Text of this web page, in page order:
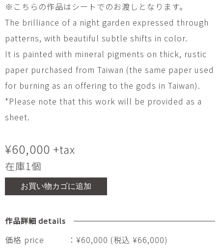
※こちらの作品はシートでのお渡しとなります。
The brilliance of a night garden expressed through
patterns, with beautiful subtle shifts in color.
It is painted with mineral pigments on thick, rustic
paper purchased from Taiwan (the same paper used
for burning as an offering to the gods in Taiwan).
*Please note that this work will be provided as a
sheet.
¥60,000 +tax
在庫1個
お買い物カゴに追加
作品詳細 details
価格 price
：¥60,000 (税込 ¥66,000)